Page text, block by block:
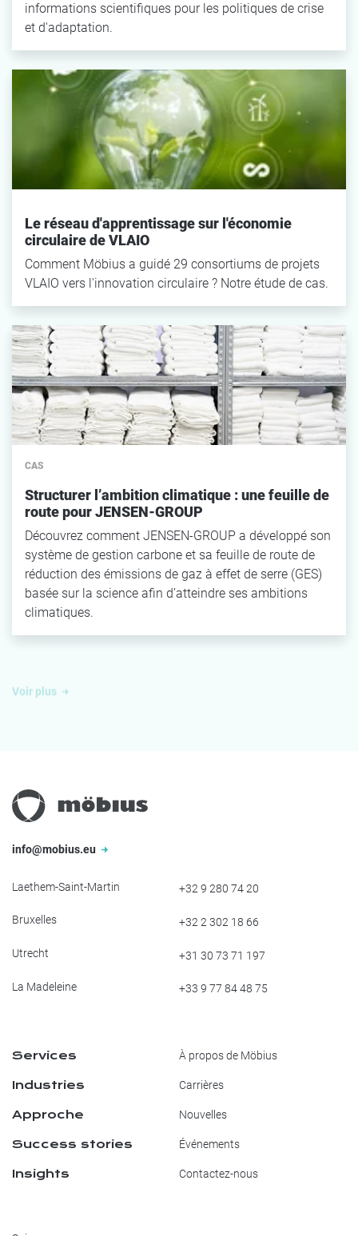
informations scientifiques pour les politiques de crise
et d'adaptation.
Le réseau d'apprentissage sur l'économie
circulaire de VLAIO
Comment Möbius a guidé 29 consortiums de projets
VLAIO vers l'innovation circulaire ? Notre étude de cas.
CAS
Structurer l’ambition climatique : une feuille de
route pour JENSEN-GROUP
Découvrez comment JENSEN-GROUP a développé son
système de gestion carbone et sa feuille de route de
réduction des émissions de gaz à effet de serre (GES)
basée sur la science afin d’atteindre ses ambitions
climatiques.
info@mobius.eu
Laethem-Saint-Martin +32 9 280 74 20
Bruxelles +32 2 302 18 66
Utrecht +31 30 73 71 197
La Madeleine +33 9 77 84 48 75
Services
Industries
Approche
Success stories
Insights
À propos de Möbius
Carrières
Nouvelles
Événements
Contactez-nous